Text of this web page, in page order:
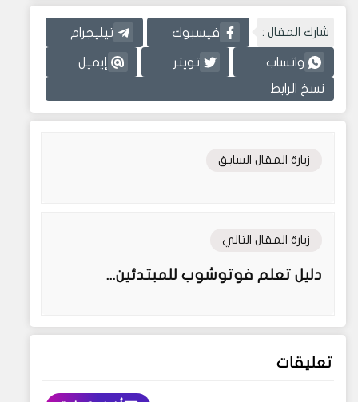
شارك المقال : فيسبوك تيليجرام
واتساب تويتر إيميل
نسخ الرابط
زيارة المقال السابق
زيارة المقال التالي
دليل تعلم فوتوشوب للمبتدئين...
تعليقات